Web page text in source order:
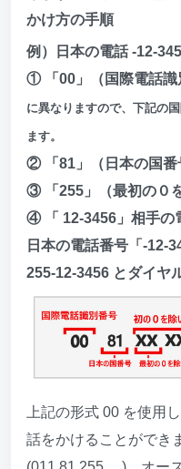
かけ方の手順
例）日本の電話 -12-
① 「00」（国際電話識
に異なりますので、下記の
ます。
② 「81」（日本の国番
③ 「255」（最初の０
④ 「 12-3456」相手の
日本の電話番号「-12-
255-12-3456 とダイヤ
上記の形式 00 を使用
話をかけることができ